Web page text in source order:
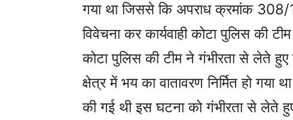
गया था जिससे कि अपराध क्रमांक 308/
विवेचना कर कार्यवाही कोटा पुलिस की
कोटा पुलिस की टीम ने गंभीरता से लेते
क्षेत्र में भय का वातावरण निर्मित हो गया
की गई थी इस घटना को गंभीरता से लेते